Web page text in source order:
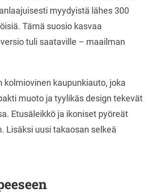
myydyistä lähes 300
Tämä suosio kasvaa
tuli saataville – maailman
kolmiovinen kaupunkiauto, joka
muoto ja tyylikäs design tekevät
Etusäleikkö ja ikoniset pyöreät
Lisäksi uusi takaosan selkeä